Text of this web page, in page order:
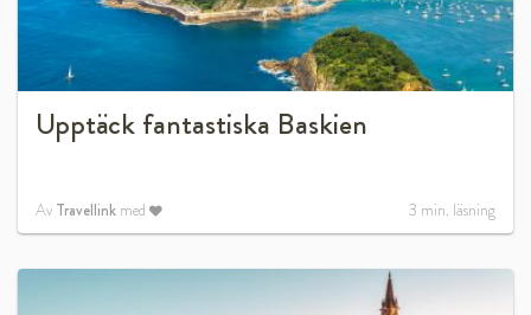
Upptäck fantastiska Baskien
Av Travellink med 3 min. läsning